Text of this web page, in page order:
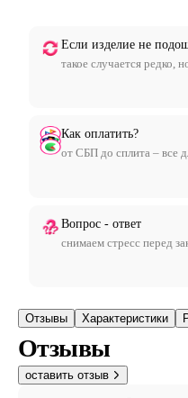
Если изделие не
такое случается редко,
Как оплатить?
от СБП до сплита – все
Вопрос - ответ
снимаем стресс перед
Отзывы Характеристики
Отзывы
оставить отзыв